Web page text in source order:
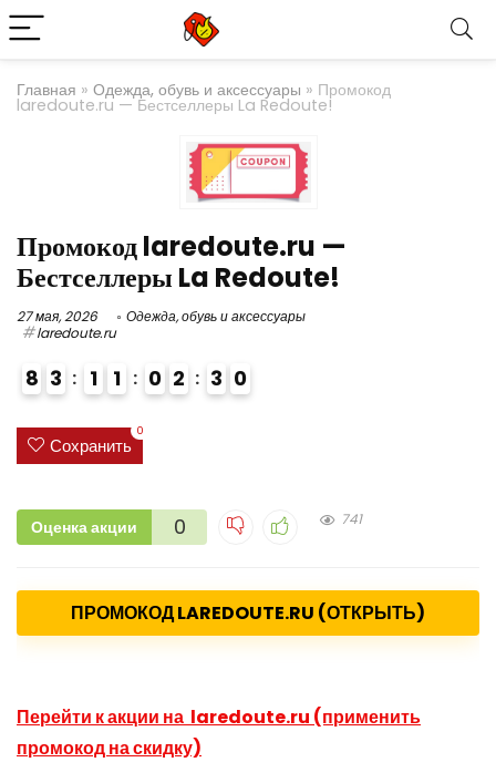
Главная » Одежда, обувь и аксессуары » Промокод
laredoute.ru — Бестселлеры La Redoute!
Промокод laredoute.ru —
Бестселлеры La Redoute!
27 мая, 2026
Одежда, обувь и аксессуары
laredoute.ru
8 3 1 1 0 2 3 0
Сохранить
0
Оценка акции 0 741
ПРОМОКОД LAREDOUTE.RU (ОТКРЫТЬ)
Перейти к акции на laredoute.ru (применить
промокод на скидку)